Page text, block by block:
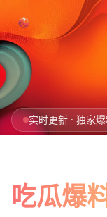
首页
今日爆料
实时更新 · 独家
吃瓜爆